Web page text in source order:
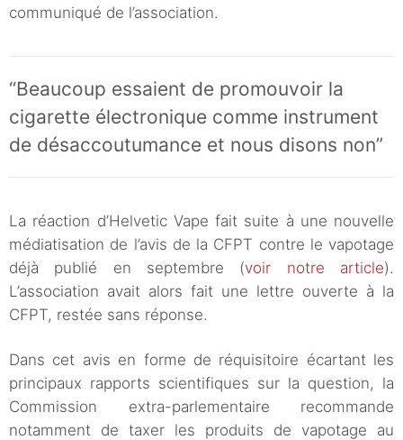
communiqué de l’association.
“Beaucoup essaient de promouvoir la
cigarette électronique comme instrument
de désaccoutumance et nous disons non”
La réaction d’Helvetic Vape fait suite à une nouvelle
médiatisation de l’avis de la CFPT contre le vapotage
déjà publié en septembre (voir notre article).
L’association avait alors fait une lettre ouverte à la
CFPT, restée sans réponse.
Dans cet avis en forme de réquisitoire écartant les
principaux rapports scientifiques sur la question, la
Commission extra-parlementaire recommande
notamment de taxer les produits de vapotage au